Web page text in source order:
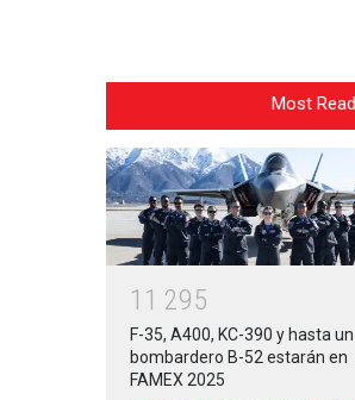
Most Read
1 1 295
F-35, A400, KC-390 y hasta un
bombardero B-52 estarán en
FAMEX 2025